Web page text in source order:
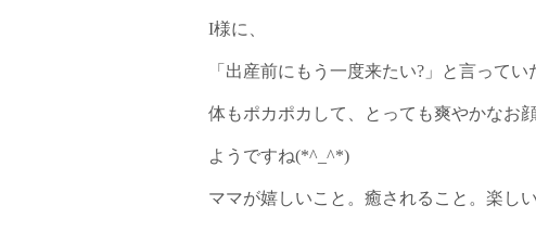
I様に、
「出産前にもう一度来たい?」と言ってい
体もポカポカして、とっても爽やかなお
ようですね(*^_^*)
ママが嬉しいこと。癒されること。楽し